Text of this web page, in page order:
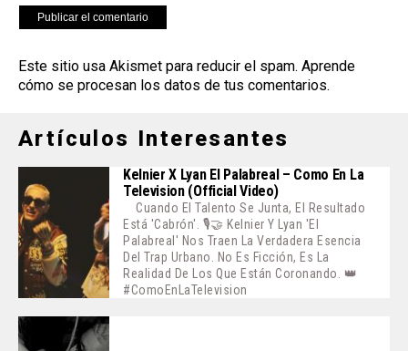
Este sitio usa Akismet para reducir el spam. Aprende
cómo se procesan los datos de tus comentarios.
Artículos Interesantes
Kelnier X Lyan El Palabreal – Como En La
Television (Official Video)
Cuando El Talento Se Junta, El Resultado
Está 'cabrón'. 🎙️🤝 Kelnier Y Lyan 'El
Palabreal' Nos Traen La Verdadera Esencia
Del Trap Urbano. No Es Ficción, Es La
Realidad De Los Que Están Coronando. 👑
#ComoEnLaTelevision